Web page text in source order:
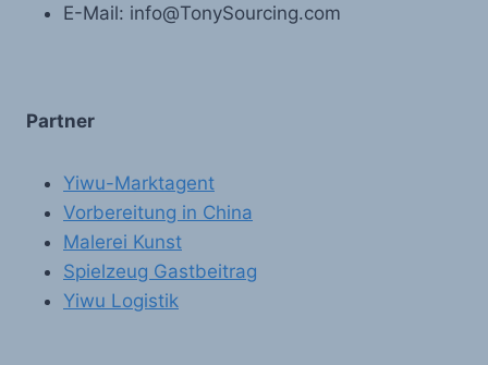
E-Mail: info@TonySourcing.com
Partner
Yiwu-Marktagent
Vorbereitung in China
Malerei Kunst
Spielzeug Gastbeitrag
Yiwu Logistik